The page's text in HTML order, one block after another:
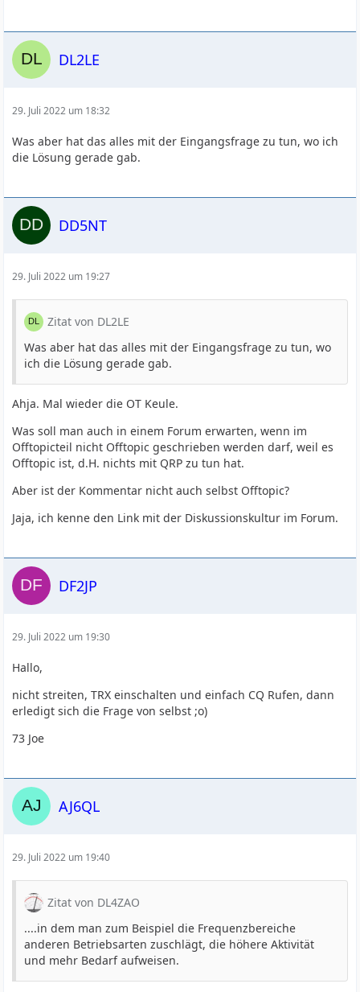
DL2LE
29. Juli 2022 um 18:32
Was aber hat das alles mit der Eingangsfrage zu tun, wo ich
die Lösung gerade gab.
DD5NT
29. Juli 2022 um 19:27
Zitat von DL2LE
Was aber hat das alles mit der Eingangsfrage zu tun, wo
ich die Lösung gerade gab.
Ahja. Mal wieder die OT Keule.
Was soll man auch in einem Forum erwarten, wenn im
Offtopicteil nicht Offtopic geschrieben werden darf, weil es
Offtopic ist, d.H. nichts mit QRP zu tun hat.
Aber ist der Kommentar nicht auch selbst Offtopic?
Jaja, ich kenne den Link mit der Diskussionskultur im Forum.
DF2JP
29. Juli 2022 um 19:30
Hallo,
nicht streiten, TRX einschalten und einfach CQ Rufen, dann
erledigt sich die Frage von selbst ;o)
73 Joe
AJ6QL
29. Juli 2022 um 19:40
Zitat von DL4ZAO
....in dem man zum Beispiel die Frequenzbereiche
anderen Betriebsarten zuschlägt, die höhere Aktivität
und mehr Bedarf aufweisen.